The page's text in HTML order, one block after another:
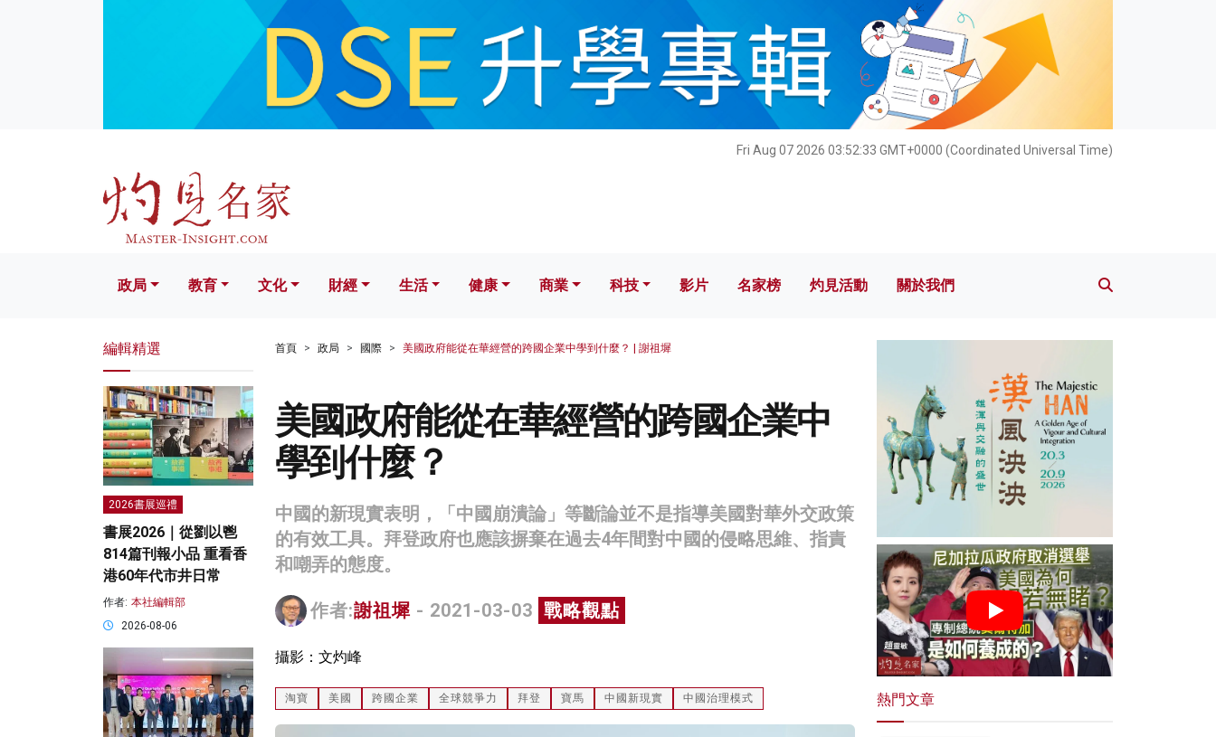
Fri Aug 07 2026 03:52:35 GMT+0000 (Coordinated Universal Time)
文化 財經 生活 健康 科技 影片 名家榜 灼見活動 關於我們
政局 教育 文化 財經 生活 健康 商業 科技 影片 名家榜 灼見活動 關於我們
首頁 政局 國際 美國政府能從在華經營的跨國企業中學到什麼？ | 謝祖墀
美國政府能從在華經營的跨國企業中
學到什麼？
中國的新現實表明，「中國崩潰論」等斷論並不是指導美國對華外交政策
的有效工具。拜登政府也應該摒棄在過去4年間對中國的侵略思維、指責
和嘲弄的態度。
作者:謝祖墀 - 2021-03-03 戰略觀點
攝影：文灼峰
淘寶 美國 跨國企業 全球競爭力 拜登 寶馬 中國新現實 中國治理模式
編輯精選
2026書展巡禮
書展2026｜從劉以鬯
814篇刊報小品 重看香
港60年代市井日常
作者: 本社編輯部
2026-08-06
熱門文章